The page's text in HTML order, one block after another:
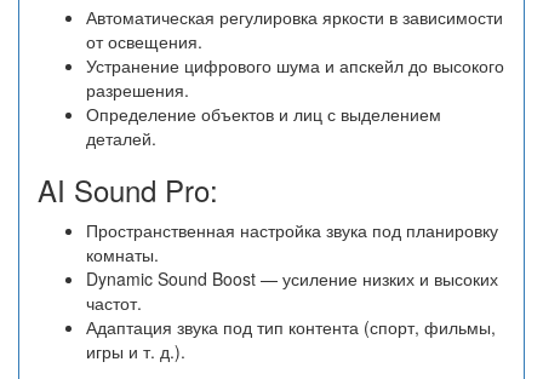
Автоматическая регулировка яркости в зависимости
от освещения.
Устранение цифрового шума и апскейл до высокого
разрешения.
Определение объектов и лиц с выделением
деталей.
AI Sound Pro:
Пространственная настройка звука под планировку
комнаты.
Dynamic Sound Boost — усиление низких и высоких
частот.
Адаптация звука под тип контента (спорт, фильмы,
игры и т. д.).